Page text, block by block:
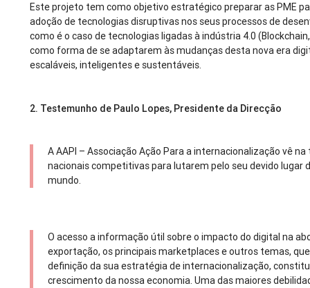
Este projeto tem como objetivo estratégico preparar as PME
adoção de tecnologias disruptivas nos seus processos de
como é o caso de tecnologias ligadas à indústria 4.0
como forma de se adaptarem às mudanças desta nova era
escaláveis, inteligentes e sustentáveis.
2. Testemunho de Paulo Lopes, Presidente da Direcção
A AAPI – Associação Ação Para a internacionalização vê
nacionais competitivas para lutarem pelo seu devido lugar
mundo.
O acesso a informação útil sobre o impacto do digital na
exportação, os principais marketplaces e outros temas,
definição da sua estratégia de internacionalização,
crescimento da nossa economia. Uma das maiores